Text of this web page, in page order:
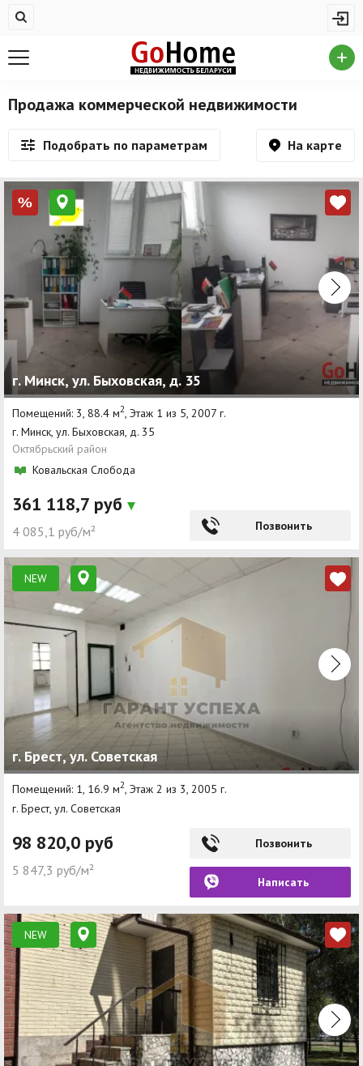
Купить квартиру
Новостройки
Дома/коттеджи/участки
Комерческая недвижимость
Продажа коммерческой недвижимости
Аренда коммерческой недвижимости
Другие разделы
Новости
Агентства
Ремонт квартир
Грузовое такси
Продажа коммерческой недвижимости
Подобрать по параметрам На карте
%
г. Минск, ул. Быховская, д. 35
Помещений: 3, 88.4 м2 , Этаж 1 из 5, 2007 г.
г. Минск, ул. Быховская, д. 35
Октябрьский район
Ковальская Слобода
361 118,7 руб
4 085,1 руб/м² Позвонить
NEW
г. Брест, ул. Советская
Помещений: 1, 16.9 м2, Этаж 2 из 3, 2005 г.
г. Брест, ул. Советская
98 820,0 руб
5 847,3 руб/м²
Позвонить
Написать
NEW